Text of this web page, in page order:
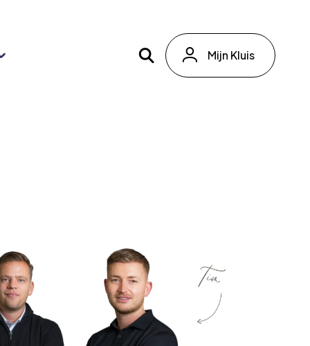
Mijn Kluis